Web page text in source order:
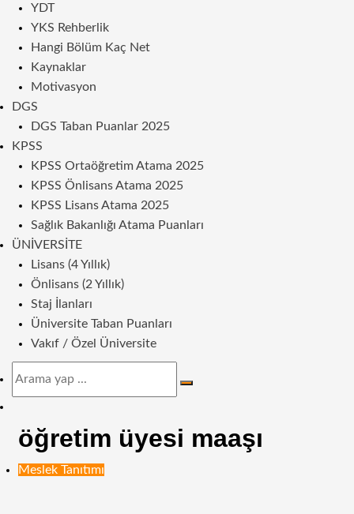
YDT
YKS Rehberlik
Hangi Bölüm Kaç Net
Kaynaklar
Motivasyon
DGS
DGS Taban Puanlar 2025
KPSS
KPSS Ortaöğretim Atama 2025
KPSS Önlisans Atama 2025
KPSS Lisans Atama 2025
Sağlık Bakanlığı Atama Puanları
ÜNIVERSITE
Lisans (4 Yıllık)
Önlisans (2 Yıllık)
Staj İlanları
Üniversite Taban Puanları
Vakıf / Özel Üniversite
Arama
görünümü
değiştir
öğretim üyesi maaşı
Meslek Tanıtımı